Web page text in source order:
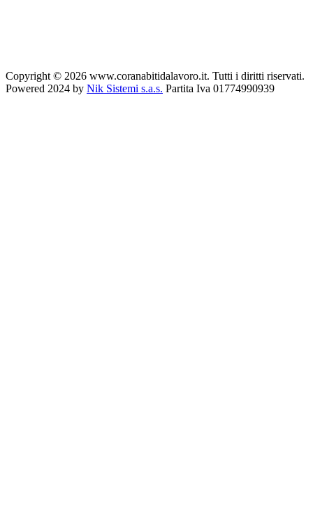
Copyright © 2026 www.coranabitidalavoro.it. Tutti i diritti riservati.
Powered 2024 by Nik Sistemi s.a.s. Partita Iva 01774990939